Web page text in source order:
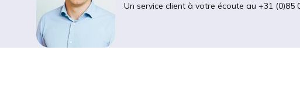
Un service client à votre écoute au +31 (0)85